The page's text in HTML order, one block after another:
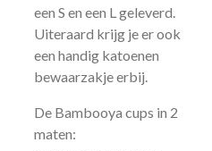
een S en een L geleverd.
Uiteraard krijg je er ook
een handig katoenen
bewaarzakje erbij.
De Bambooya cups in 2
maten: